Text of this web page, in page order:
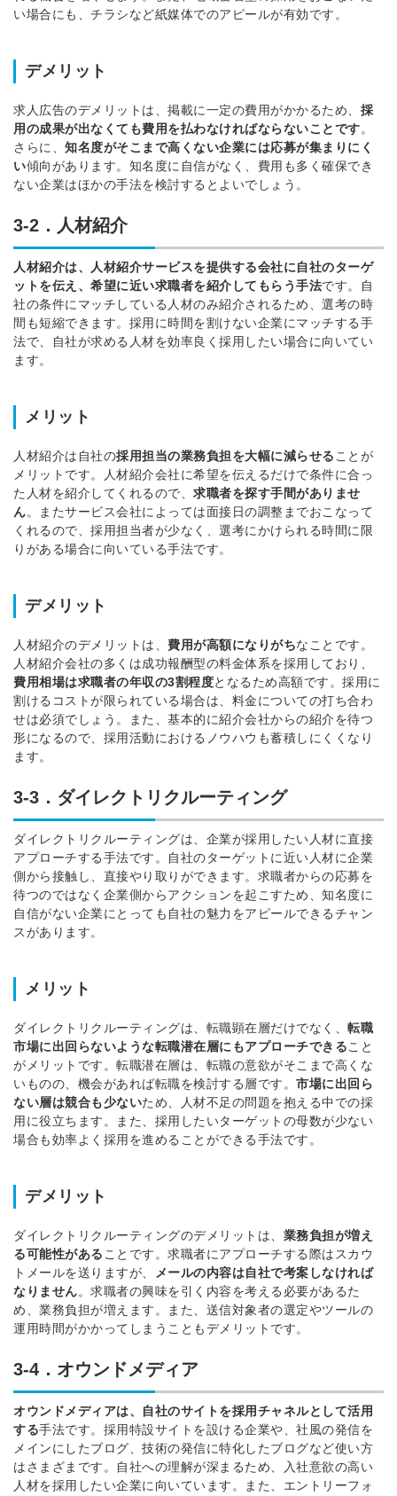
い場合にも、チラシなど紙媒体でのアピールが有効です。
デメリット
求人広告のデメリットは、掲載に一定の費用がかかるため、 採
用の成果が出なくても費用を払わなければならないことです。
さらに、 知名度がそこまで高くない企業には応募が集まりにく
い傾向があります。 知名度に自信がなく、費用も多く確保でき
ない企業はほかの手法を検討するとよいでしょう。
3-2．人材紹介
人材紹介は、人材紹介サービスを提供する会社に自社のターゲ
ットを伝え、希望に近い求職者を紹介してもらう手法です。
自
社の条件にマッチしている人材のみ紹介されるため、選考の時
間も短縮できます。 採用に時間を割けない企業にマッチする手
法で、自社が求める人材を効率良く採用したい場合に向いてい
ます。
メリット
人材紹介は自社の採用担当の業務負担を大幅に減らせる ことが
メリットです。
人材紹介会社に希望を伝えるだけで条件に合っ
た人材を紹介してくれるので、 求職者を探す手間がありませ
ん。
またサービス会社によっては面接日の調整までおこなって
くれるので、採用担当者が少なく、選考にかけられる時間に限
りがある場合に向いている手法です。
デメリット
人材紹介のデメリットは、 費用が高額になりがちなことです。
人材紹介会社の多くは成功報酬型の料金体系を採用しており、
費用相場は求職者の年収の3割程度となるため高額です。 採用に
割けるコストが限られている場合は、料金についての打ち合わ
せは必須でしょう。
また、基本的に紹介会社からの紹介を待つ
形になるので、採用活動におけるノウハウも蓄積しにくくなり
ます。
3-3．ダイレクトリクルーティング
ダイレクトリクルーティングは、企業が採用したい人材に直接
アプローチする手法です。
自社のターゲットに近い人材に企業
側から接触し、直接やり取りができます。 求職者からの応募を
待つのではなく企業側からアクションを起こすため、知名度に
自信がない企業にとっても自社の魅力をアピールできるチャン
スがあります。
メリット
ダイレクトリクルーティングは、転職顕在層だけでなく、 転職
市場に出回らないような転職潜在層にもアプローチできること
がメリットです。 転職潜在層は、転職の意欲がそこまで高くな
いものの、機会があれば転職を検討する層です。 市場に出回ら
ない層は競合も少ないため、人材不足の問題を抱える中での採
用に役立ちます。
また、採用したいターゲットの母数が少ない
場合も効率よく採用を進めることができる手法です。
デメリット
ダイレクトリクルーティングのデメリットは、 業務負担が増え
る可能性がある ことです。 求職者にアプローチする際はスカウ
トメールを送りますが、
メールの内容は自社で考案しなければ
なりません。 求職者の興味を引く内容を考える必要があるた
め、業務負担が増えます。
また、送信対象者の選定やツールの
運用時間がかかってしまうこともデメリットです。
3-4．オウンドメディア
オウンドメディアは、自社のサイトを採用チャネルとして活用
する手法です。 採用特設サイトを設ける企業や、社風の発信を
メインにしたブログ、技術の発信に特化したブログなど使い方
はさまざまです。
自社への理解が深まるため、入社意欲の高い
人材を採用したい企業に向いています。
また、エントリーフォ
れですか？
でログイン
許可なく投稿すること
せん
※ログインIDとなります
登録する
他サービスIDで登録
みんなの採用部があなたの許可なく投稿すること
はありません